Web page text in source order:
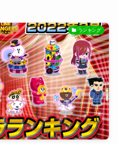
ランキング